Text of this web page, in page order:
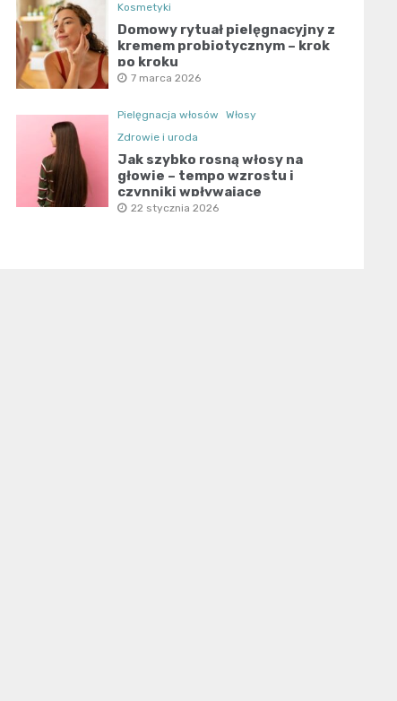
Kosmetyki
Domowy rytuał pielęgnacyjny z
kremem probiotycznym – krok
po kroku
7 marca 2026
Pielęgnacja włosów
Włosy
Zdrowie i uroda
Jak szybko rosną włosy na
głowie – tempo wzrostu i
czynniki wpływające
22 stycznia 2026